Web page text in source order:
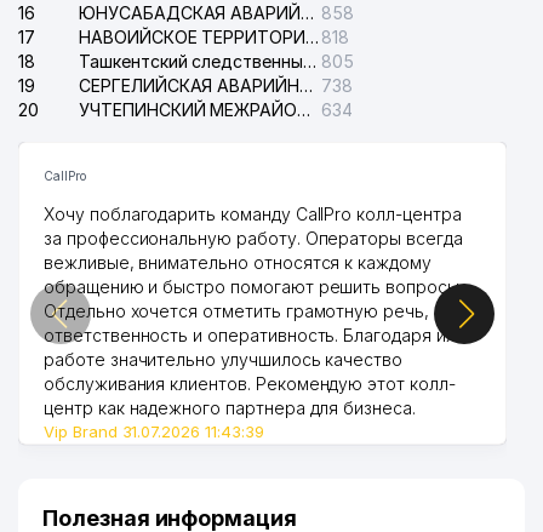
16
ЮНУСАБАДСКАЯ АВАРИЙНАЯ СЛУЖБА ЭЛЕКТРОСЕТИ 858
17
НАВОИЙСКОЕ ТЕРРИТОРИАЛЬНОЕ ПРЕДПРИЯТИЕ ЭЛЕКТРОСЕТИ АО 818
18
Ташкентский следственный изолятор 805
19
СЕРГЕЛИЙСКАЯ АВАРИЙНАЯ СЛУЖБА ЭЛЕКТРОСЕТИ 738
20
УЧТЕПИНСКИЙ МЕЖРАЙОННЫЙ СУД ПО ГРАЖДАНСКИМ ДЕЛАМ 634
CallPro
Хочу поблагодарить команду CallPro колл-центра
за профессиональную работу. Операторы всегда
вежливые, внимательно относятся к каждому
обращению и быстро помогают решить вопросы.
Отдельно хочется отметить грамотную речь,
ответственность и оперативность. Благодаря их
работе значительно улучшилось качество
обслуживания клиентов. Рекомендую этот колл-
центр как надежного партнера для бизнеса.
Vip Brand 31.07.2026 11:43:39
Полезная информация